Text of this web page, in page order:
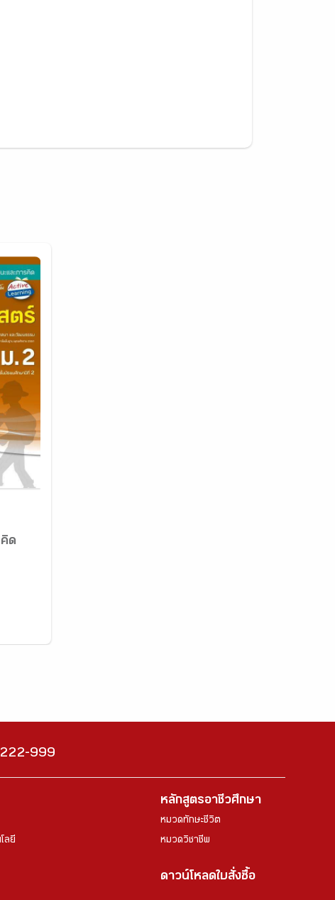
ด
999
ลยี
หลักสูตรอาชีวศึกษา
หมวดทักษะชีวิต
หมวดวิชาชีพ
ดาวน์โหลดใบสั่งซื้อ